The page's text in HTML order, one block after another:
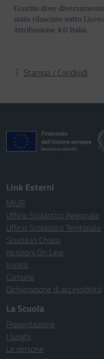
Eccetto dove
stato rilasciato sotto
Attribuzione 4.0 Italia.
Stampa / Condividi
Link Esterni
MIUR
Ufficio Scolastico Regionale
Ufficio Scolastico Territoriale
Scuola in Chiaro
Iscrizioni On Line
Invalsi
Comune
Dichiarazione di accessibilità
La Scuola
Presentazione
I luoghi
Le persone